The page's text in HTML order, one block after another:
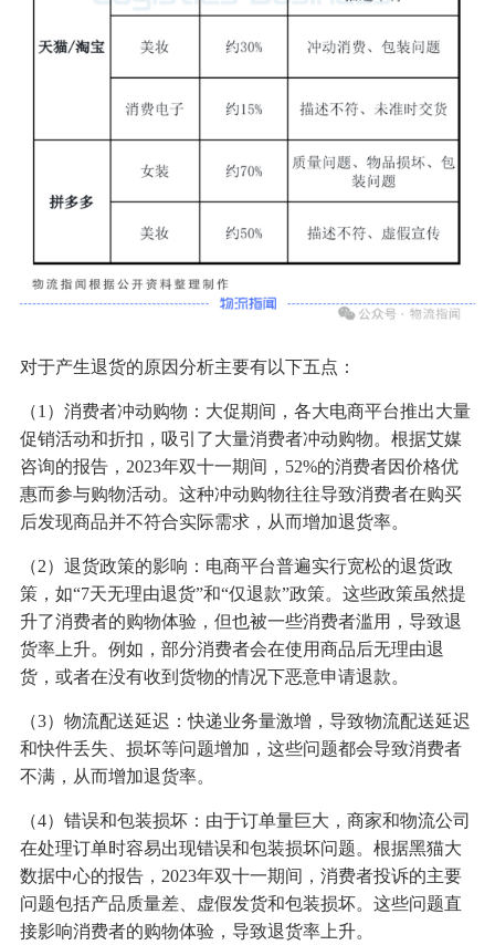
对于产生退货的原因分析主要有以下五点：
（1）消费者冲动购物：大促期间，各大电商平台推出大量
促销活动和折扣，吸引了大量消费者冲动购物。根据艾媒
咨询的报告，2023年双十一期间，52%的消费者因价格优
惠而参与购物活动。这种冲动购物往往导致消费者在购买
后发现商品并不符合实际需求，从而增加退货率。
（2）退货政策的影响：电商平台普遍实行宽松的退货政
策，如“7天无理由退货”和“仅退款”政策。这些政策虽然提
升了消费者的购物体验，但也被一些消费者滥用，导致退
货率上升。例如，部分消费者会在使用商品后无理由退
货，或者在没有收到货物的情况下恶意申请退款。
（3）物流配送延迟：快递业务量激增，导致物流配送延迟
和快件丢失、损坏等问题增加，这些问题都会导致消费者
不满，从而增加退货率。
（4）错误和包装损坏：由于订单量巨大，商家和物流公司
在处理订单时容易出现错误和包装损坏问题。根据黑猫大
数据中心的报告，2023年双十一期间，消费者投诉的主要
问题包括产品质量差、虚假发货和包装损坏。这些问题直
接影响消费者的购物体验，导致退货率上升。